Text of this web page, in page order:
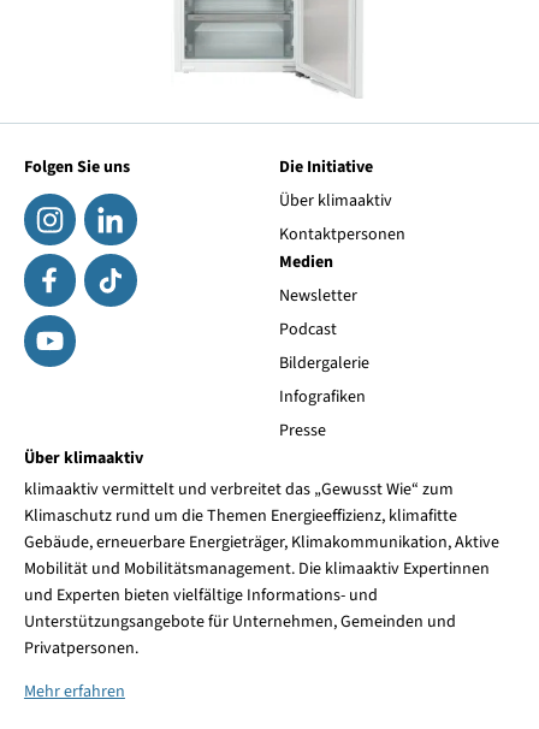
Folgen Sie uns
Die Initiative
Über klimaaktiv
Kontaktpersonen
Medien
Newsletter
Podcast
Bildergalerie
Infografiken
Presse
Über klimaaktiv
klimaaktiv vermittelt und verbreitet das „Gewusst Wie“ zum
Klimaschutz rund um die Themen Energieeffizienz, klimafitte
Gebäude, erneuerbare Energieträger, Klimakommunikation, Aktive
Mobilität und Mobilitätsmanagement. Die klimaaktiv Expertinnen
und Experten bieten vielfältige Informations- und
Unterstützungsangebote für Unternehmen, Gemeinden und
Privatpersonen.
Mehr erfahren